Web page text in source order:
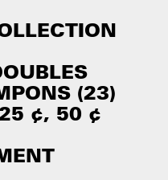
(23)
¢, 50 ¢